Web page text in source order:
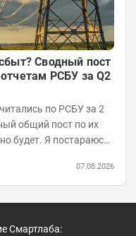
Сводный пост
РСБУ за Q2
по РСБУ за 2
общий пост по их
07.08.2026
Смартлаба: